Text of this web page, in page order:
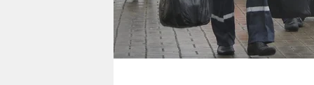
unterstützen
abo
genossenschaft